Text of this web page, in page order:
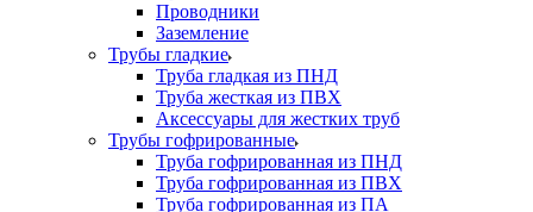
Проводники
Заземление
Трубы гладкие
Труба гладкая из ПНД
Труба жесткая из ПВХ
Аксессуары для жестких труб
Трубы гофрированные
Труба гофрированная из ПНД
Труба гофрированная из ПВХ
Труба гофрированная из ПА